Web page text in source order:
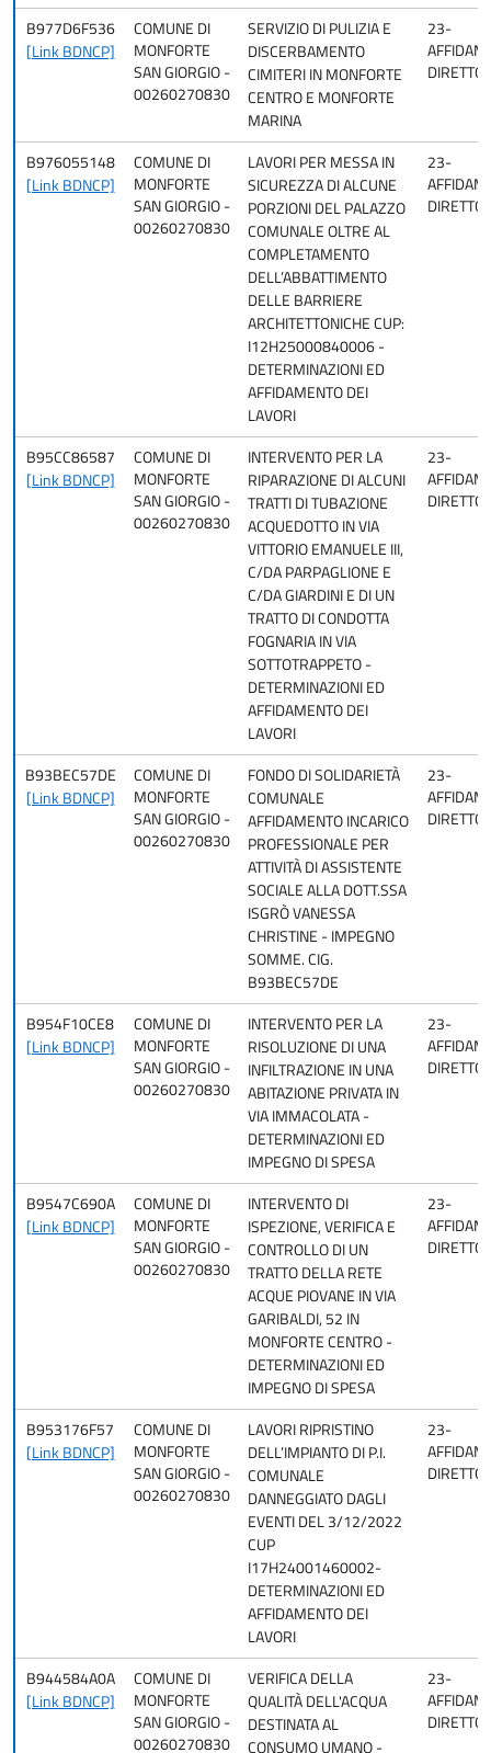
B977D6F536
[Link BDNCP]
COMUNE DI
MONFORTE
SAN GIORGIO -
00260270830
SERVIZIO DI PULIZIA E
DISCERBAMENTO
CIMITERI IN MONFORTE
CENTRO E MONFORTE
MARINA
23-
DIRETTO
B976055148
[Link BDNCP]
COMUNE DI
MONFORTE
SAN GIORGIO -
00260270830
LAVORI PER MESSA IN
SICUREZZA DI ALCUNE
PORZIONI DEL PALAZZO
COMUNALE OLTRE AL
COMPLETAMENTO
DELL’ABBATTIMENTO
DELLE BARRIERE
ARCHITETTONICHE CUP:
I12H25000840006 -
DETERMINAZIONI ED
AFFIDAMENTO DEI
LAVORI
23-
DIRETTO
B95CC86587
[Link BDNCP]
COMUNE DI
MONFORTE
SAN GIORGIO -
00260270830
INTERVENTO PER LA
RIPARAZIONE DI ALCUNI
TRATTI DI TUBAZIONE
ACQUEDOTTO IN VIA
VITTORIO EMANUELE III,
C/DA PARPAGLIONE E
C/DA GIARDINI E DI UN
TRATTO DI CONDOTTA
FOGNARIA IN VIA
SOTTOTRAPPETO -
DETERMINAZIONI ED
AFFIDAMENTO DEI
LAVORI
23-
DIRETTO
B93BEC57DE
[Link BDNCP]
COMUNE DI
MONFORTE
SAN GIORGIO -
00260270830
FONDO DI SOLIDARIETÀ
COMUNALE
AFFIDAMENTO INCARICO
PROFESSIONALE PER
ATTIVITÀ DI ASSISTENTE
SOCIALE ALLA DOTT.SSA
ISGRÒ VANESSA
CHRISTINE - IMPEGNO
SOMME. CIG.
B93BEC57DE
23-
DIRETTO
B954F10CE8
[Link BDNCP]
COMUNE DI
MONFORTE
SAN GIORGIO -
00260270830
INTERVENTO PER LA
RISOLUZIONE DI UNA
INFILTRAZIONE IN UNA
ABITAZIONE PRIVATA IN
VIA IMMACOLATA -
DETERMINAZIONI ED
IMPEGNO DI SPESA
23-
DIRETTO
B9547C690A
[Link BDNCP]
COMUNE DI
MONFORTE
SAN GIORGIO -
00260270830
INTERVENTO DI
ISPEZIONE, VERIFICA E
CONTROLLO DI UN
TRATTO DELLA RETE
ACQUE PIOVANE IN VIA
GARIBALDI, 52 IN
MONFORTE CENTRO -
DETERMINAZIONI ED
IMPEGNO DI SPESA
23-
DIRETTO
B953176F57
[Link BDNCP]
COMUNE DI
MONFORTE
SAN GIORGIO -
00260270830
LAVORI RIPRISTINO
DELL’IMPIANTO DI P.I.
COMUNALE
DANNEGGIATO DAGLI
EVENTI DEL 3/12/2022
CUP
I17H24001460002-
DETERMINAZIONI ED
AFFIDAMENTO DEI
LAVORI
23-
DIRETTO
B944584A0A
[Link BDNCP]
COMUNE DI
MONFORTE
SAN GIORGIO -
00260270830
VERIFICA DELLA
QUALITÀ DELL'ACQUA
DESTINATA AL
CONSUMO UMANO -
23-
DIRETTO